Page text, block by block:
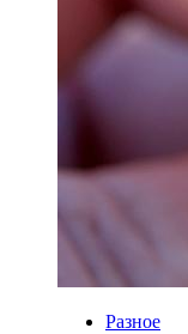
Разное